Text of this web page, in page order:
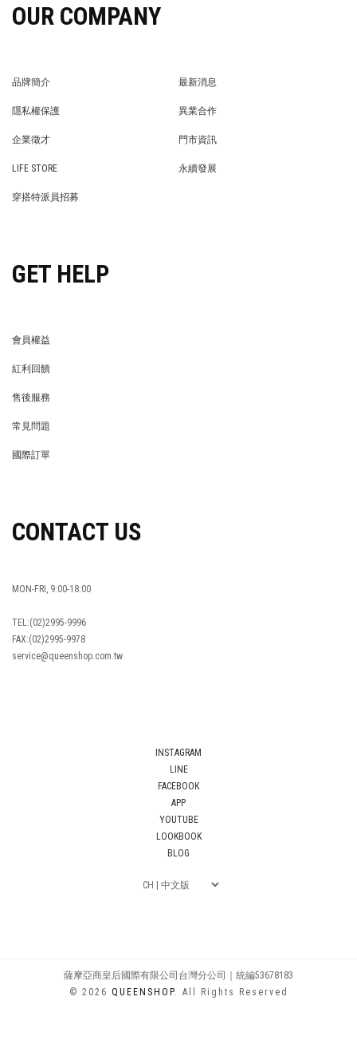
OUR COMPANY
品牌簡介
最新消息
隱私權保護
異業合作
企業徵才
門市資訊
LIFE STORE
永續發展
穿搭特派員招募
GET HELP
會員權益
紅利回饋
售後服務
常見問題
國際訂單
CONTACT US
MON-FRI, 9:00-18:00
TEL:(02)2995-9996
FAX:(02)2995-9978
service@queenshop.com.tw
INSTAGRAM
LINE
FACEBOOK
APP
YOUTUBE
LOOKBOOK
BLOG
薩摩亞商皇后國際有限公司台灣分公司｜統編53678183
© 2026 QUEENSHOP. All Rights Reserved